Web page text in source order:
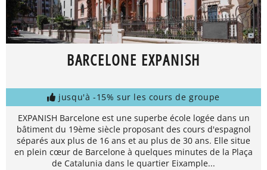
BARCELONE EXPANISH
jusqu'à -15% sur les cours de groupe
EXPANISH Barcelone est une superbe école logée dans un
bâtiment du 19ème siècle proposant des cours d'espagnol
séparés aux plus de 16 ans et au plus de 30 ans. Elle situe
en plein cœur de Barcelone à quelques minutes de la Plaça
de Catalunia dans le quartier Eixample...